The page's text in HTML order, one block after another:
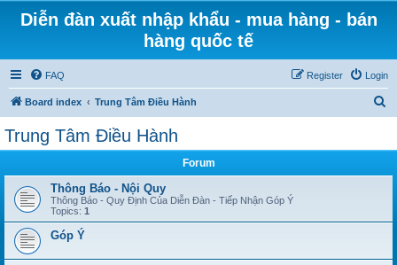
Diễn đàn xuất nhập khẩu - mua hàng - bán
hàng quốc tế
FAQ Login
Register
Board index Trung Tâm Điều Hành
Trung Tâm Điều Hành
Forum
Thông Báo - Nội Quy
Thông Báo - Quy Định Của Diễn Đàn - Tiếp Nhận Góp Ý
Topics: 1
Góp Ý